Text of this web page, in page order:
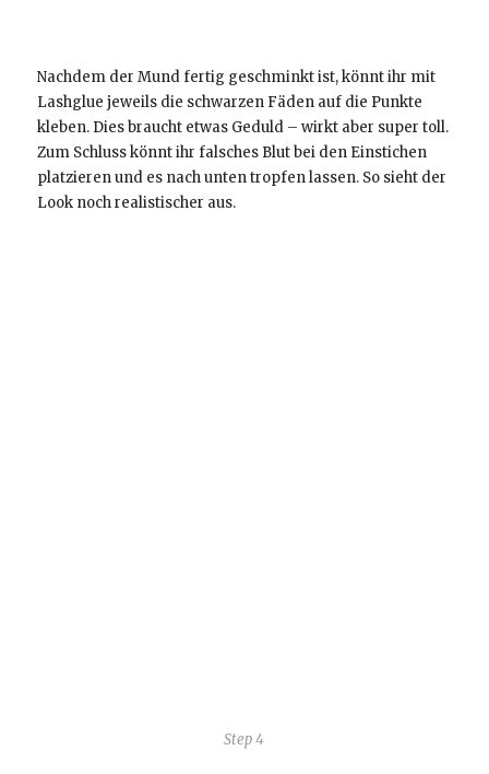
Nachdem der Mund fertig geschminkt ist, könnt ihr mit
Lashglue jeweils die schwarzen Fäden auf die Punkte
kleben. Dies braucht etwas Geduld – wirkt aber super toll.
Zum Schluss könnt ihr falsches Blut bei den Einstichen
platzieren und es nach unten tropfen lassen. So sieht der
Look noch realistischer aus.
Step 4